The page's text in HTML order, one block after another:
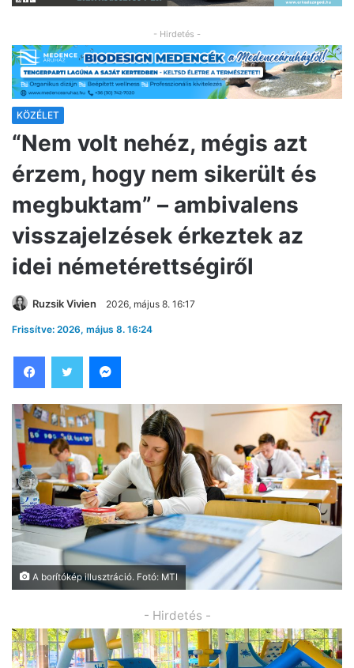
- Hirdetés -
KÖZÉLET
“Nem volt nehéz, mégis azt
érzem, hogy nem sikerült és
megbuktam” – ambivalens
visszajelzések érkeztek az
idei németérettségiről
Ruzsik Vivien 2026, május 8. 16:17
Frissítve: 2026, május 8. 16:24
A borítókép illusztráció. Fotó: MTI
- Hirdetés -